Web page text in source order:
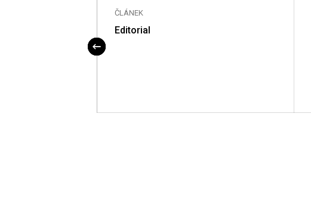
ČLÁNEK
Editorial